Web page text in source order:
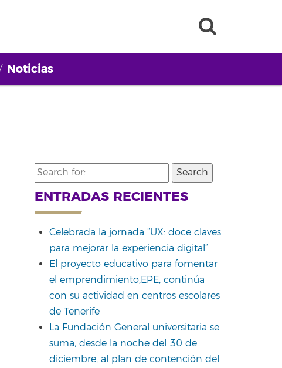
Noticias
Search
for:
ENTRADAS RECIENTES
Celebrada la jornada “UX: doce claves
para mejorar la experiencia digital”
El proyecto educativo para fomentar
el emprendimiento,EPE, continúa
con su actividad en centros escolares
de Tenerife
La Fundación General universitaria se
suma, desde la noche del 30 de
diciembre, al plan de contención del